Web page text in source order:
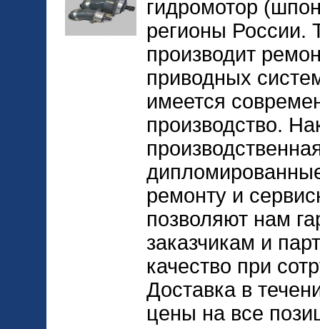
гидромотор
регионы России.
производит
приводных
имеется
производство.
ремонту и
позволяют нам
заказчикам и
качество при
Доставка в
цены на все